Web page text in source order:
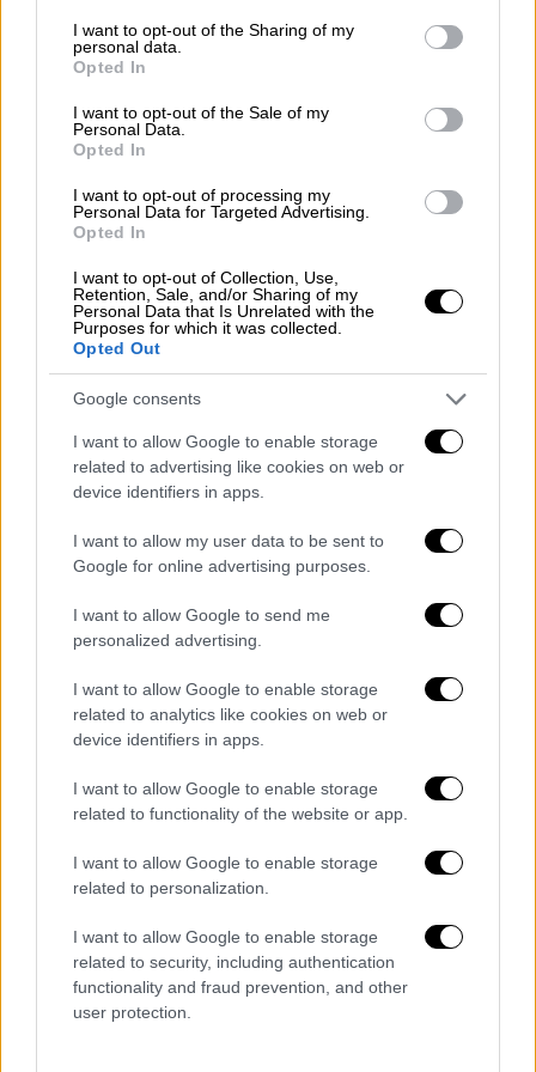
not limited to your visit or usage behaviour. You may click to
grant or deny consent to Google and its third-party tags to
use your data for below specified purposes in below Google
consent section.
I want to opt-out of the Sharing of my
personal data.
Opted In
I want to opt-out of the Sale of my
Personal Data.
Opted In
I want to opt-out of processing my
Personal Data for Targeted Advertising.
Opted In
I want to opt-out of Collection, Use,
Retention, Sale, and/or Sharing of my
Personal Data that Is Unrelated with the
Purposes for which it was collected.
Opted Out
Google consents
I want to allow Google to enable storage
related to advertising like cookies on web or
device identifiers in apps.
I want to allow my user data to be sent to
Google for online advertising purposes.
I want to allow Google to send me
personalized advertising.
I want to allow Google to enable storage
related to analytics like cookies on web or
device identifiers in apps.
I want to allow Google to enable storage
related to functionality of the website or app.
I want to allow Google to enable storage
related to personalization.
I want to allow Google to enable storage
related to security, including authentication
functionality and fraud prevention, and other
user protection.
Σε δηλώσεις του ο κ. Μητσοτάκης τόνισε
μεταξύ άλλων ότι «είναι μεγάλη η χαρά μου,
σήμερα το ναυπηγείο της Naval Group στο
Λοριάν, όπου αυτή τη στιγμή
κατασκευάζονται ταυτόχρονα οι τρεις
υπερσύγχρονες φρεγάτες Belh@rra, οι
Ναυτικό έως το 2026. Είναι η σημαντικότερη
αναβάθμιση του Πολεμικού μας Ναυτικού τις
τελευταίες δεκαετίες, μια πολύ σημαντική
προσθήκη στην αποτρεπτική δυνατότητα
της χώρας μας. Θέλω να εκφράσω την
ικανοποίησή μου για την γρήγορη πρόοδο
υλοποίησης αυτού του πολύ φιλόδοξου
εξοπλιστικού προγράμματος, καθώς η πρώτη
από τις τρεις φρεγάτες, ο «ΚΙΜΩΝ
βρίσκεται ήδη στο νερό και αναμένεται να
εντός του
2025.
Να τονίσω, τέλος, και τη συμμετοχή της
ελληνικής αμυντικής βιομηχανίας,
συγκεκριμένα των Ναυπηγείων Σαλαμίνας,
τα οποία κατασκευάζουν ένα από τα εννέα
μπλοκ, που ουσιαστικά δημιουργούν αυτό το
υπερσύγχρονο πλοίο».
Εν συνεχεία, ο πρωθυπουργός δήλωσε ότι
πιο σύγχρονα πλοία τα οποία θα πλέουν στη
Μεσόγειο, άξιοι διάδοχοι όλων των
ιστορικών πλοίων του Πολεμικού Ναυτικού,